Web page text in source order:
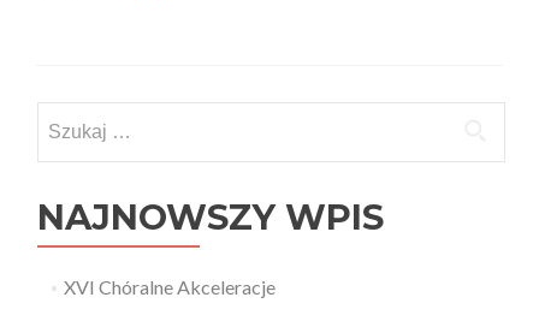
czyli
NAJNOWSZY WPIS
XVI Chóralne Akceleracje